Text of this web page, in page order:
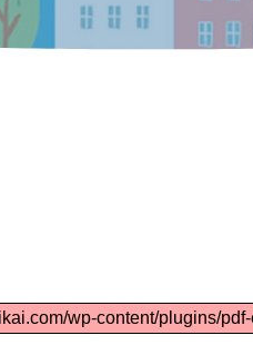
wp-content/plugins/